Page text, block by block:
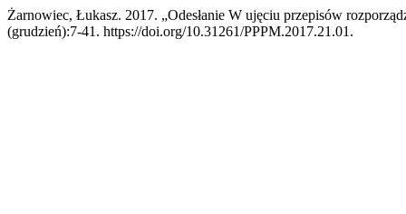
Żarnowiec, Łukasz. 2017. „Odesłanie W ujęciu przepisów
(grudzień):7-41. https://doi.org/10.31261/PPPM.2017.21.01.